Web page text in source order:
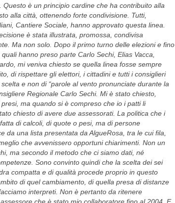
è un principio cardine che ha contribuito alla
alla città, ottenendo forte condivisione. Tutti,
Cantiere Sociale, hanno approvato questa linea.
è stata illustrata, promossa, condivisa
Ma non solo. Dopo il primo turno delle elezioni e fino
hanno preso parte Carlo Sechi, Elias Vacca,
mi veniva chiesto se quella linea fosse sempre
di rispettare gli elettori, i cittadini e tutti i consiglieri
e non di “parole al vento pronunciate durante la
Regionale Carlo Sechi. Mi è stato chiesto,
ma quando si è compreso che io i patti li
chiesto di avere due assessorati. La politica che i
di calcoli, di quote o pesi, ma di persone
da una lista presentata da AlgueRosa, tra le cui fila,
che avvenissero opportuni chiarimenti. Non un
ma secondo il metodo che ci siamo dati, né
Sono convinto quindi che la scelta dei sei
compatta e di qualità procede proprio in questo
di quel cambiamento, di quella presa di distanze
interpreti. Non è pertanto da ritenere